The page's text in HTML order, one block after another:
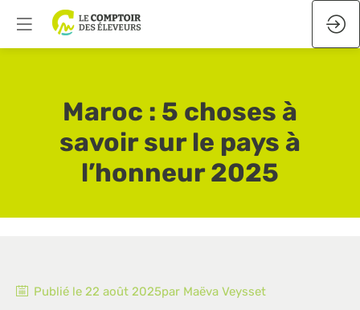
Maroc : 5 choses à
savoir sur le pays à
l’honneur 2025
Publié le 22 août 2025par Maëva Veysset